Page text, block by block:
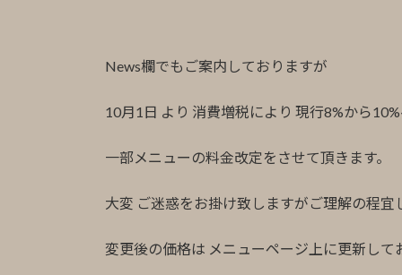
News欄でもご案内しておりますが
10月1日 より 消費増税により 現行8%から
一部メニューの料金改定をさせて頂きます。
大変 ご迷惑をお掛け致しますがご理解の程宜
変更後の価格は メニューページ上に更新して